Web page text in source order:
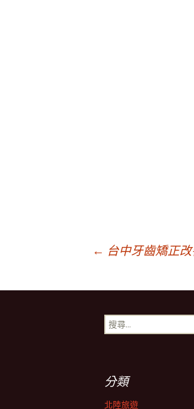
章
← 台中牙齒矯正
搜
尋
分類
北陸旅遊